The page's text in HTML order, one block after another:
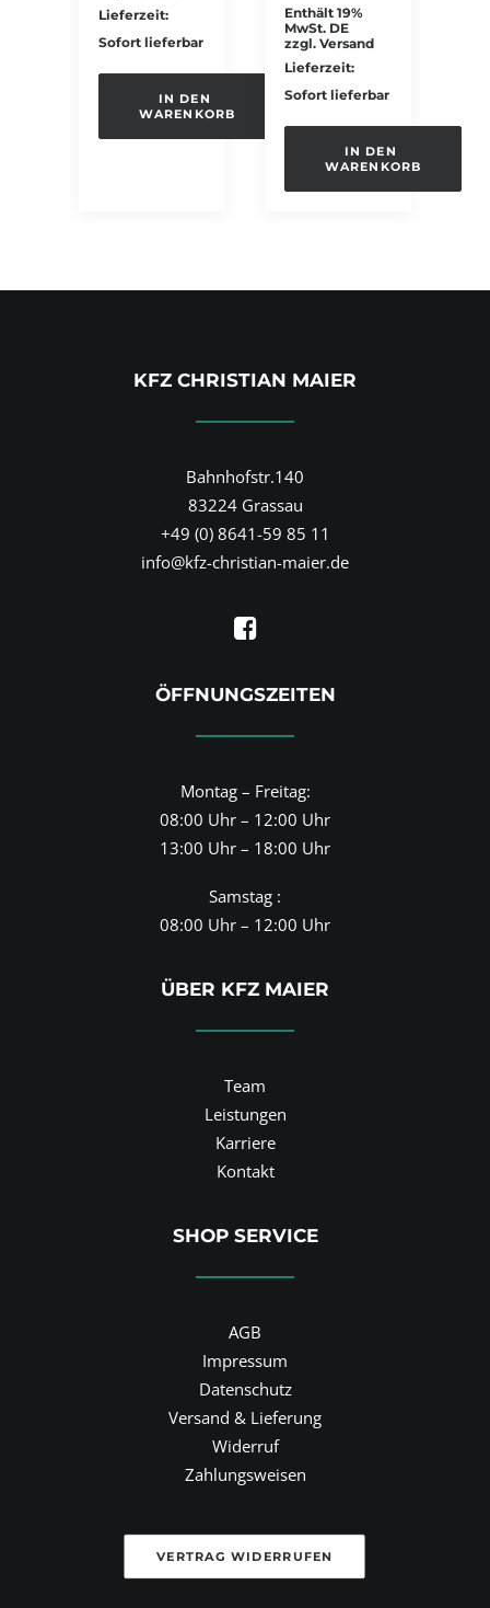
Lieferzeit:
Sofort lieferbar
IN DEN
WARENKORB
Enthält 19%
MwSt. DE
zzgl. Versand
Lieferzeit:
Sofort lieferbar
IN DEN
WARENKORB
KFZ CHRISTIAN MAIER
Bahnhofstr.140
83224 Grassau
+49 (0) 8641-59 85 11
info@kfz-christian-maier.de
ÖFFNUNGSZEITEN
Montag – Freitag:
08:00 Uhr – 12:00 Uhr
13:00 Uhr – 18:00 Uhr
Samstag :
08:00 Uhr – 12:00 Uhr
ÜBER KFZ MAIER
Team
Leistungen
Karriere
Kontakt
SHOP SERVICE
AGB
Impressum
Datenschutz
Versand & Lieferung
Widerruf
Zahlungsweisen
VERTRAG WIDERRUFEN